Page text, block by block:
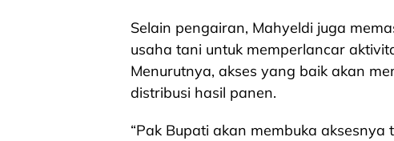
Selain pengairan, Mahyeldi juga
usaha tani untuk memperlancar
Menurutnya, akses yang baik akan
distribusi hasil panen.
“Pak Bupati akan membuka